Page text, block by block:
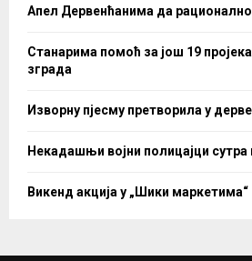
Апел Дервенћанима да
Станарима помоћ за још 19
зграда
Изворну пјесму претворила у
Некадашњи војни полицајци сутра
Викенд акција у „Шики маркетима“